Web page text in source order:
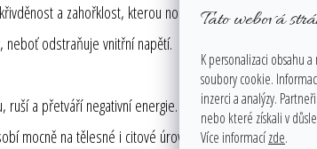
Tato webová
K personalizaci obsahu
soubory cookie.
inzerci a analýzy.
nebo které získali v
Více informacízde.
a zahořklost, kterou nosíme v srdci. Navozuje
neboť odstraňuje vnitřní napětí.
ruší a přetváří negativní energie.
mocně na tělesné i citové úrovni.